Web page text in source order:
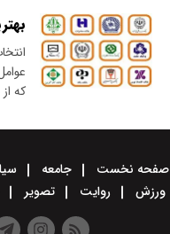
که
صفحه نخست جامعه
ورزش
روایت تصویر